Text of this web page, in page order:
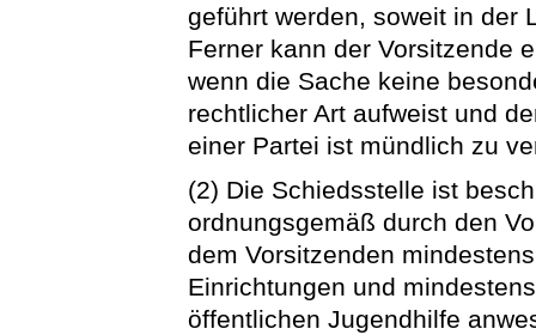
geführt werden, soweit in der
Ferner kann der Vorsitzende
wenn die Sache keine
rechtlicher Art aufweist und
einer Partei ist mündlich zu
(2) Die Schiedsstelle ist
ordnungsgemäß durch den
dem Vorsitzenden
Einrichtungen und
öffentlichen Jugendhilfe